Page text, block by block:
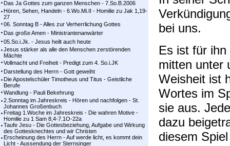
Das Ja Gottes zum ganzen Menschen - 7.So.B.2006
Hören, Sehen, Handeln - 6.Wo.Mi.II - Homilie zu Jak 1,19-
27
06. Sonntag B - Alles zur Verherrlichung Gottes
Das große Amen - Ministrantenanwärter
05.So.i.Jk. - Jesus heilt auch heute
Jesus stärker als alle den Menschen zerstörenden
Mächte
Vollmacht und Freiheit - Predigt zum 4. So.i.JK
Darstellung des Herrn - Gott geweiht
Die Apostelschüler Timotheus und Titus - Geistliche
Berufe
Wandlung - Pauli Bekehrung
2.Sonntag im Jahreskreis - Hören und nachfolgen - St.
Johannes Großenbuch
Freitag 1.Woche im Jahreskreis - Die wahren Motive -
Homilie zu 1 Sam 8,4-7.1O-22a
Taufe Jesu - Die Gottesbeziehung, Aufgabe und Wirkung
des Gottesknechtes und wir Christen
Erscheinung des Herrn - Auf werde licht, es kommt dein
Licht - Aussendung der Sternsinger
bei uns.
Es ist für
mitten unter
Weisheit ist
Wortes im
sie aus.
dazu
diesem